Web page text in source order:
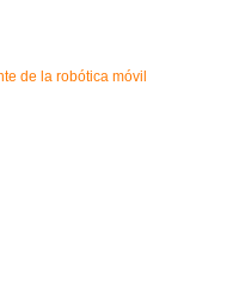
de la robótica móvil